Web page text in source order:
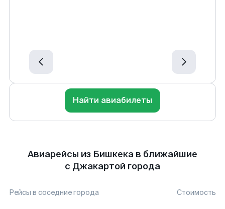
Найти авиабилеты
Авиарейсы из Бишкека в ближайшие
с Джакартой города
Рейсы в соседние города Стоимость